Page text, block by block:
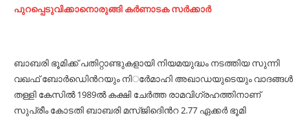
പുറപ്പെടുവിക്കാനൊരുങ്ങി കര്‍ണാടക സര്‍ക്കാര്‍
ബാബരി ഭൂമിക്ക് പതിറ്റാണ്ടുകളായി നിയമയുദ്ധം നടത്തിയ സുന്നി
വഖഫ് ബോര്‍ഡിെന്‍റയും നിര്‍േമാഹി അഖാഡയുടെയും വാദങ്ങള്‍
തള്ളി കേസില്‍ 1989ല്‍ കക്ഷി ചേര്‍ത്ത രാമവിഗ്രഹത്തിനാണ്
സുപ്രീം കോടതി ബാബരി മസ്ജിദിെന്‍റ 2.77 ഏക്കര്‍ ഭൂമി